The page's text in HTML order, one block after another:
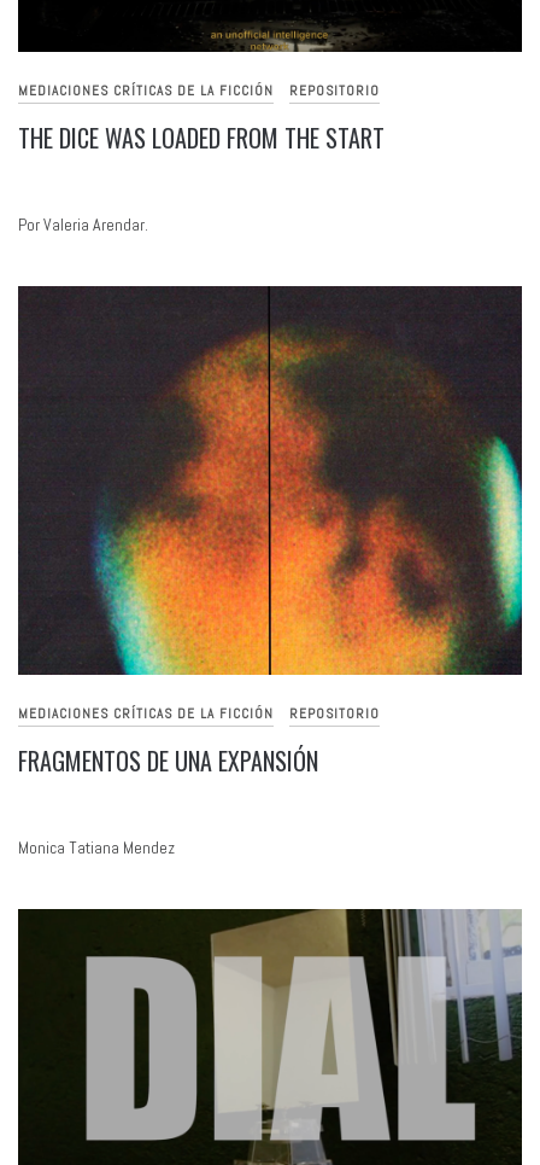
MEDIACIONES CRÍTICAS DE LA FICCIÓN REPOSITORIO
THE DICE WAS LOADED FROM THE START
Por Valeria Arendar.
MEDIACIONES CRÍTICAS DE LA FICCIÓN REPOSITORIO
FRAGMENTOS DE UNA EXPANSIÓN
Monica Tatiana Mendez